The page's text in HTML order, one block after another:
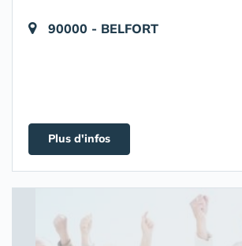
90000 - BELFORT
Plus d'infos